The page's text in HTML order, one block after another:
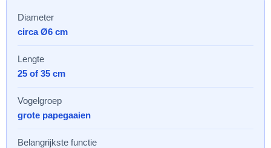
Diameter
circa Ø6 cm
Lengte
25 of 35 cm
Vogelgroep
grote papegaaien
Belangrijkste functie